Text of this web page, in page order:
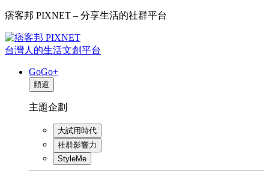
痞客邦 PIXNET – 分享生活的社群平台
台灣人的生活文創平台
GoGo+
頻道
主題企劃
大試用時代
社群影響力
StyleMe